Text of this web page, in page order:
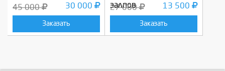
45 000
30 000
Заказать
залпов
27 000 13 500
Заказать